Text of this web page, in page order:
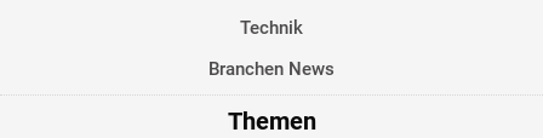
Technik
Branchen News
Themen